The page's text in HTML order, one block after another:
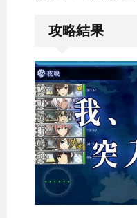
攻略結果